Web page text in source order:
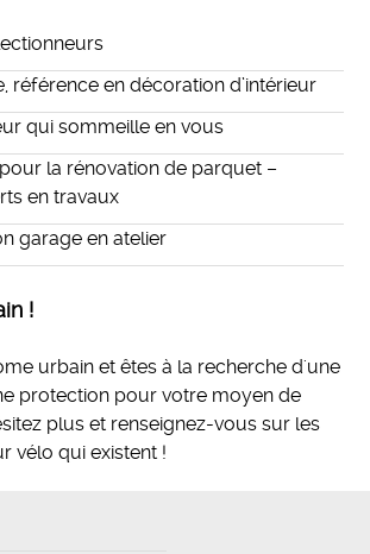
référence en décoration d’intérieur
qui sommeille en vous
la rénovation de parquet –
en travaux
garage en atelier
!
urbain et êtes à la recherche d'une
protection pour votre moyen de
plus et renseignez-vous sur les
vélo qui existent !